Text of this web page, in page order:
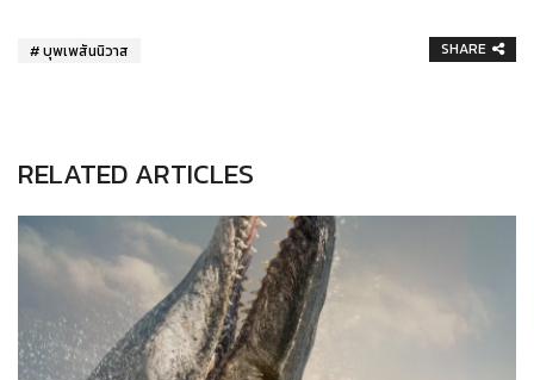
บุพเพสันนิวาส SHARE
RELATED ARTICLES